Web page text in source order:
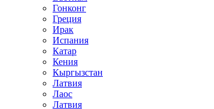
Гонконг
Греция
Ирак
Испания
Катар
Кения
Кыргызстан
Латвия
Лаос
Латвия